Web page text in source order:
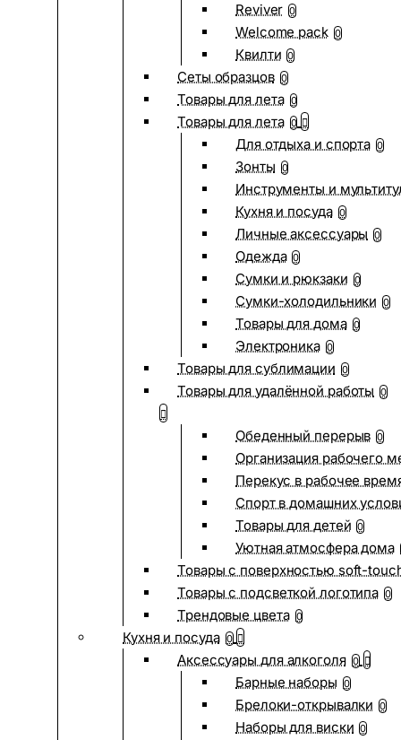
Reviver 0
Welcome pack 0
Квилти 0
Сеты образцов 0
Товары для лета 0
Товары для лета 0
Для отдыха и спорта 0
Зонты 0
Инструменты и
Кухня и посуда 0
Личные аксессуары 0
Одежда 0
Сумки и рюкзаки 0
Сумки-холодильники 0
Товары для дома 0
Электроника 0
Товары для сублимации 0
Товары для удалённой работы 0
Обеденный перерыв 0
Организация рабочего
Перекус в рабочее
Спорт в домашних
Товары для детей 0
Уютная атмосфера дома
Товары с поверхностью soft-
Товары с подсветкой логотипа 0
Трендовые цвета 0
Кухня и посуда 0
Аксессуары для алкоголя 0
Барные наборы 0
Брелоки-открывалки 0
Наборы для виски 0